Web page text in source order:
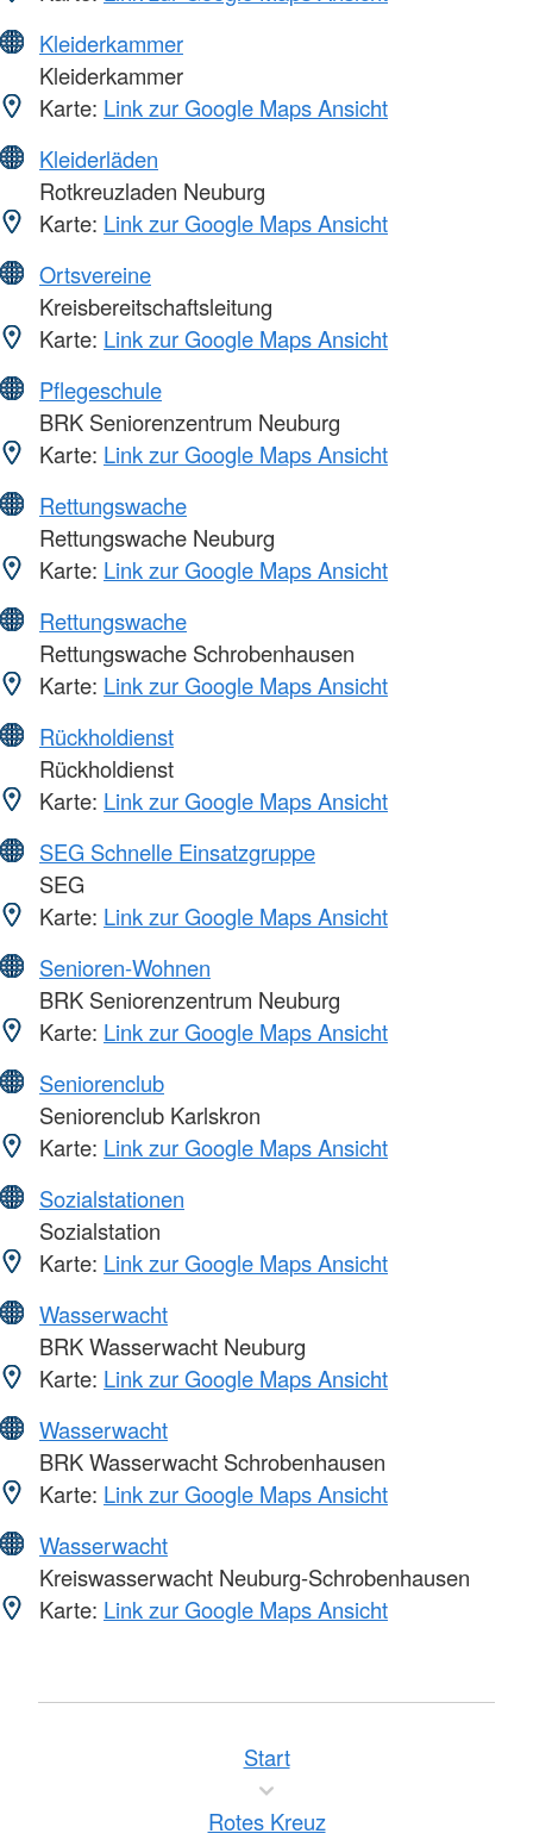
Kleiderkammer
Kleiderkammer
Karte: Link zur Google Maps Ansicht
Kleiderläden
Rotkreuzladen Neuburg
Karte: Link zur Google Maps Ansicht
Ortsvereine
Kreisbereitschaftsleitung
Karte: Link zur Google Maps Ansicht
Pflegeschule
BRK Seniorenzentrum Neuburg
Karte: Link zur Google Maps Ansicht
Rettungswache
Rettungswache Neuburg
Karte: Link zur Google Maps Ansicht
Rettungswache
Rettungswache Schrobenhausen
Karte: Link zur Google Maps Ansicht
Rückholdienst
Rückholdienst
Karte: Link zur Google Maps Ansicht
SEG Schnelle Einsatzgruppe
SEG
Karte: Link zur Google Maps Ansicht
Senioren-Wohnen
BRK Seniorenzentrum Neuburg
Karte: Link zur Google Maps Ansicht
Seniorenclub
Seniorenclub Karlskron
Karte: Link zur Google Maps Ansicht
Sozialstationen
Sozialstation
Karte: Link zur Google Maps Ansicht
Wasserwacht
BRK Wasserwacht Neuburg
Karte: Link zur Google Maps Ansicht
Wasserwacht
BRK Wasserwacht Schrobenhausen
Karte: Link zur Google Maps Ansicht
Wasserwacht
Kreiswasserwacht Neuburg-Schrobenhausen
Karte: Link zur Google Maps Ansicht
Start
Rotes Kreuz